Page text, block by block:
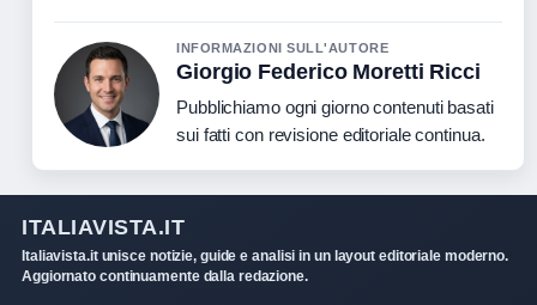
INFORMAZIONI SULL'AUTORE
Giorgio Federico Moretti Ricci
Pubblichiamo ogni giorno contenuti basati
sui fatti con revisione editoriale continua.
ITALIAVISTA.IT
Italiavista.it unisce notizie, guide e analisi in un layout editoriale moderno.
Aggiornato continuamente dalla redazione.